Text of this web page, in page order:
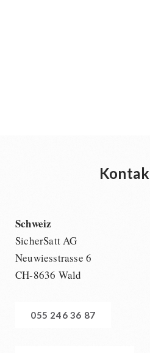
Schweiz
SicherSatt AG
Neuwiesstrasse 6
CH-8636 Wald
055 246 36 87